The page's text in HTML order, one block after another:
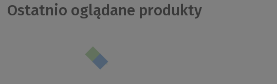
Ostatnio oglądane produkty